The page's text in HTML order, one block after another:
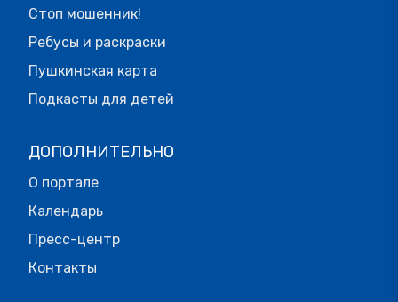
Стоп мошенник!
Ребусы и раскраски
Пушкинская карта
Подкасты для детей
ДОПОЛНИТЕЛЬНО
О портале
Календарь
Пресс-центр
Контакты